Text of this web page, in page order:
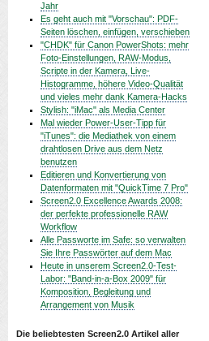
Jahr
Es geht auch mit "Vorschau": PDF-
Seiten löschen, einfügen, verschieben
"CHDK" für Canon PowerShots: mehr
Foto-Einstellungen, RAW-Modus,
Scripte in der Kamera, Live-
Histogramme, höhere Video-Qualität
und vieles mehr dank Kamera-Hacks
Stylish: "iMac" als Media Center
Mal wieder Power-User-Tipp für
"iTunes": die Mediathek von einem
drahtlosen Drive aus dem Netz
benutzen
Editieren und Konvertierung von
Datenformaten mit "QuickTime 7 Pro"
Screen2.0 Excellence Awards 2008:
der perfekte professionelle RAW
Workflow
Alle Passworte im Safe: so verwalten
Sie Ihre Passwörter auf dem Mac
Heute in unserem Screen2.0-Test-
Labor: "Band-in-a-Box 2009" für
Komposition, Begleitung und
Arrangement von Musik
Die beliebtesten Screen2.0 Artikel aller